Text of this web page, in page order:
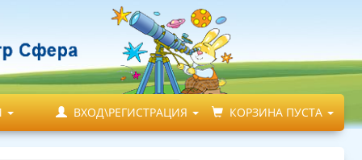
ВХОД\РЕГИСТРАЦИЯ КОРЗИНА ПУСТА